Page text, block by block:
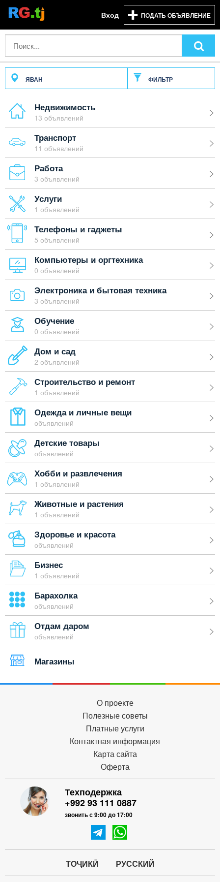
Вход ПОДАТЬ ОБЪЯВЛЕНИЕ
ЯВАН ФИЛЬТР
Недвижимость
13 объявлений
Транспорт
11 объявлений
Работа
3 объявлений
Услуги
1 объявлений
Телефоны и гаджеты
5 объявлений
Компьютеры и оргтехника
0 объявлений
Электроника и бытовая техника
3 объявлений
Обучение
0 объявлений
Дом и сад
2 объявлений
Строительство и ремонт
1 объявлений
Одежда и личные вещи
объявлений
Детские товары
объявлений
Хобби и развлечения
1 объявлений
Животные и растения
1 объявлений
Здоровье и красота
объявлений
Бизнес
1 объявлений
Барахолка
объявлений
Отдам даром
объявлений
Магазины
О проекте
Полезные советы
Платные услуги
Контактная информация
Карта сайта
Оферта
Техподержка
+992 93 111 0887
звонить с 9:00 до 17:00
ТОҶИКӢ РУССКИЙ